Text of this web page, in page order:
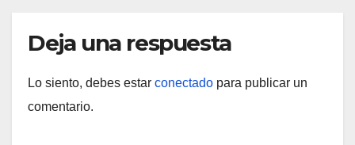
Deja una respuesta
Lo siento, debes estar conectado para publicar un
comentario.